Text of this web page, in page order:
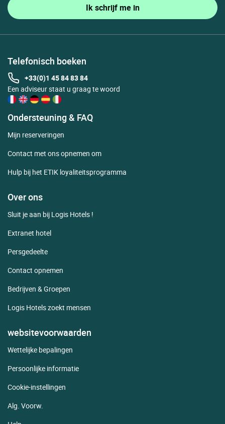
Telefonisch boeken
+33(0)1 45 84 83 84
Een adviseur staat u graag te woord
Ondersteuning & FAQ
Mijn reserveringen
Contact met ons opnemen om
Hulp bij het ETIK loyaliteitsprogramma
Over ons
Sluit je aan bij Logis Hotels !
Extranet hotel
Persgedeelte
Contact opnemen
Bedrijven & Groepen
Logis Hotels zoekt mensen
websitevoorwaarden
Wettelijke bepalingen
Persoonlijke informatie
Cookie-instellingen
Alg. Voorw.